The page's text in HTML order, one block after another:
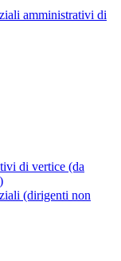
amministrativi di
di vertice (da
(dirigenti non